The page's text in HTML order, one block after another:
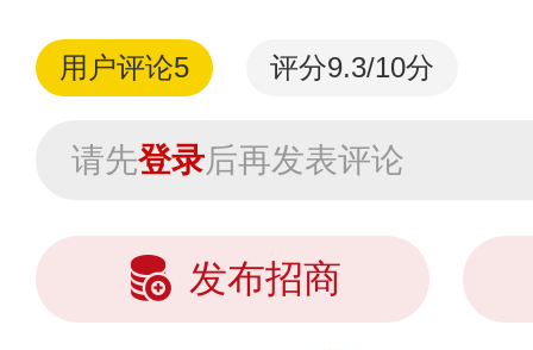
用户评论5 评分9.3/10分
请先登录后再发表评论
发布招商